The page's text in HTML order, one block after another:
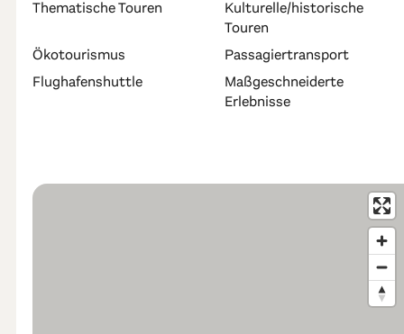
Thematische Touren
Kulturelle/historische
Touren
Ökotourismus
Passagiertransport
Flughafenshuttle
Maßgeschneiderte
Erlebnisse